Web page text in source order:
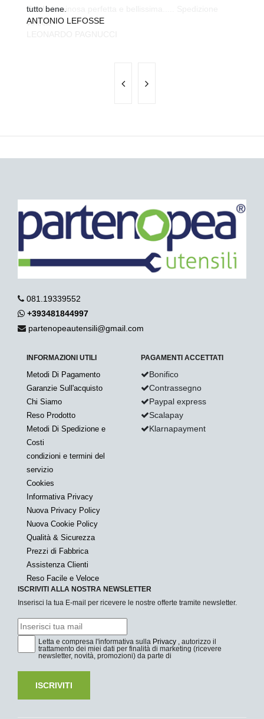
tutto bene.
ANTONIO LEFOSSE
081.19339552
+393481844997
partenopeautensili@gmail.com
INFORMAZIONI UTILI
Metodi Di Pagamento
Garanzie Sull'acquisto
Chi Siamo
Reso Prodotto
Metodi Di Spedizione e
Costi
condizioni e termini del
servizio
Cookies
Informativa Privacy
Nuova Privacy Policy
Nuova Cookie Policy
Qualità & Sicurezza
Prezzi di Fabbrica
Assistenza Clienti
Reso Facile e Veloce
PAGAMENTI ACCETTATI
Bonifico
Contrassegno
Paypal express
Scalapay
Klarnapayment
ISCRIVITI ALLA NOSTRA NEWSLETTER
Inserisci la tua E-mail per ricevere le nostre offerte tramite newsletter.
Letta e compresa l'informativa sulla Privacy , autorizzo il
trattamento dei miei dati per finalità di marketing (ricevere
newsletter, novità, promozioni) da parte di
ISCRIVITI